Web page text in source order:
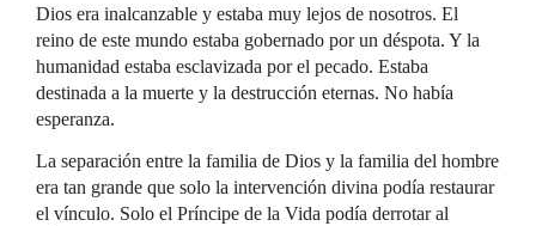
Dios era inalcanzable y estaba muy lejos de nosotros. El
reino de este mundo estaba gobernado por un déspota. Y la
humanidad estaba esclavizada por el pecado. Estaba
destinada a la muerte y la destrucción eternas. No había
esperanza.
La separación entre la familia de Dios y la familia del hombre
era tan grande que solo la intervención divina podía restaurar
el vínculo. Solo el Príncipe de la Vida podía derrotar al